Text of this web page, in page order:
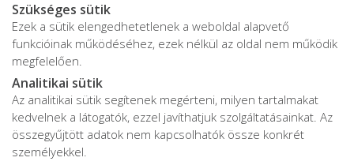
Adatkezelési tájékoztató
Adatvédelmi tájékoztató
Impresszum
Karrier
Szükséges sütik
Ezek a sütik elengedhetetlenek a weboldal alapvető
funkcióinak működéséhez, ezek nélkül az oldal nem működik
megfelelően.
Analitikai sütik
Az analitikai sütik segítenek megérteni, milyen tartalmakat
kedvelnek a látogatók, ezzel javíthatjuk szolgáltatásainkat. Az
összegyűjtött adatok nem kapcsolhatók össze konkrét
személyekkel.